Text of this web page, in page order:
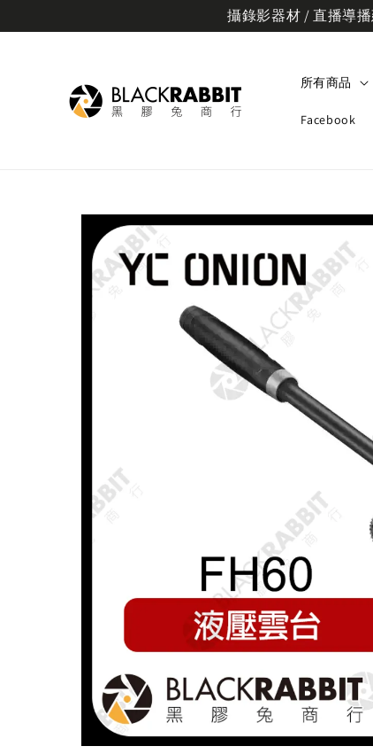
攝錄影器材 / 直播導
所有商品
Facebook